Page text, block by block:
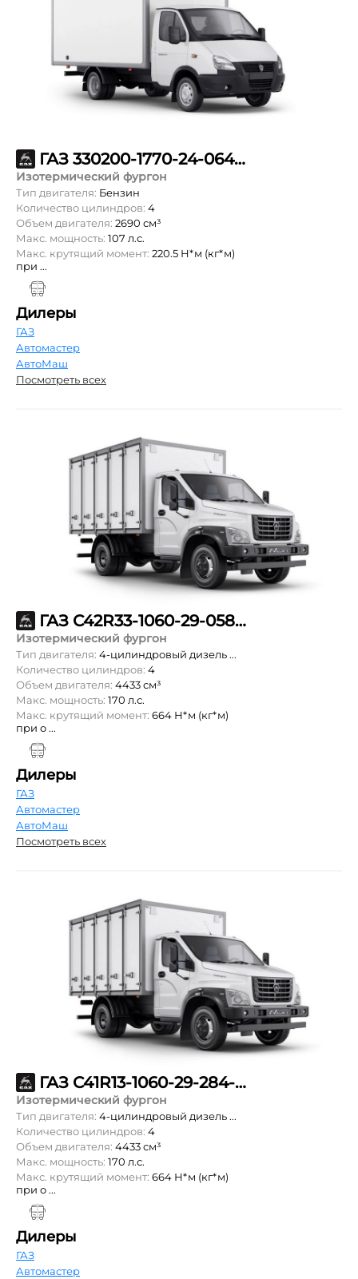
ГАЗ 330200-1770-24-064-15-60-900
Изотермический фургон
Тип двигателя: Бензин
Количество цилиндров: 4
Объем двигателя: 2690 см³
Макс. мощность: 107 л.с.
Макс. крутящий момент: 220.5 Н*м (кг*м)
при ...
Дилеры
ГАЗ
Автомастер
АвтоМаш
Посмотреть всех
ГАЗ С42R33-1060-29-058-57-00-087
Изотермический фургон
Тип двигателя: 4-цилиндровый дизель ...
Количество цилиндров: 4
Объем двигателя: 4433 см³
Макс. мощность: 170 л.с.
Макс. крутящий момент: 664 Н*м (кг*м)
при о ...
Дилеры
ГАЗ
Автомастер
АвтоМаш
Посмотреть всех
ГАЗ С41R13-1060-29-284-57-00-087
Изотермический фургон
Тип двигателя: 4-цилиндровый дизель ...
Количество цилиндров: 4
Объем двигателя: 4433 см³
Макс. мощность: 170 л.с.
Макс. крутящий момент: 664 Н*м (кг*м)
при о ...
Дилеры
ГАЗ
Автомастер